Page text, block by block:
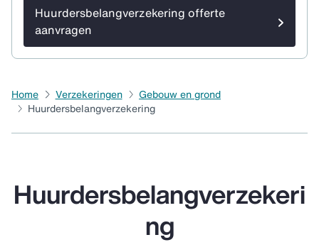
Huurdersbelangverzekering offerte
aanvragen
Home Verzekeringen
Gebouw en grond
Huurdersbelangverzekering
Huurdersbelangverzekeri
ng